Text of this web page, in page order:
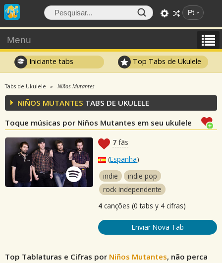
Pt
Menu
Iniciante tabs Top Tabs de Ukulele
Tabs de Ukulele Niños Mutantes
NIÑOS MUTANTES TABS DE UKULELE
Toque músicas por Niños Mutantes em seu ukulele
7 fãs
(Espanha)
indie
indie pop
rock independente
4 canções (0 tabs y 4 cifras)
Enviar Nova Tab
Top Tablaturas e Cifras por Niños Mutantes, não perca